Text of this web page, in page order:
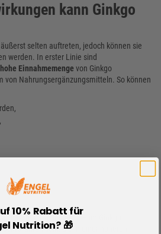
kann Ginkgo
selten auftreten, jedoch können sie
werden. In erster Linie sind
Einnahmemenge von Ginkgo
von Nahrungsergänzungsmitteln. So können
Bereich sollen auf die im Ginkgo
sein, die in einer höheren
10% Rabatt für
Nutrition? 🎁